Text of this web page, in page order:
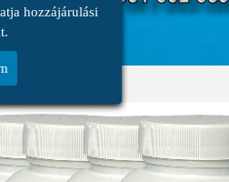
hozzájárulási